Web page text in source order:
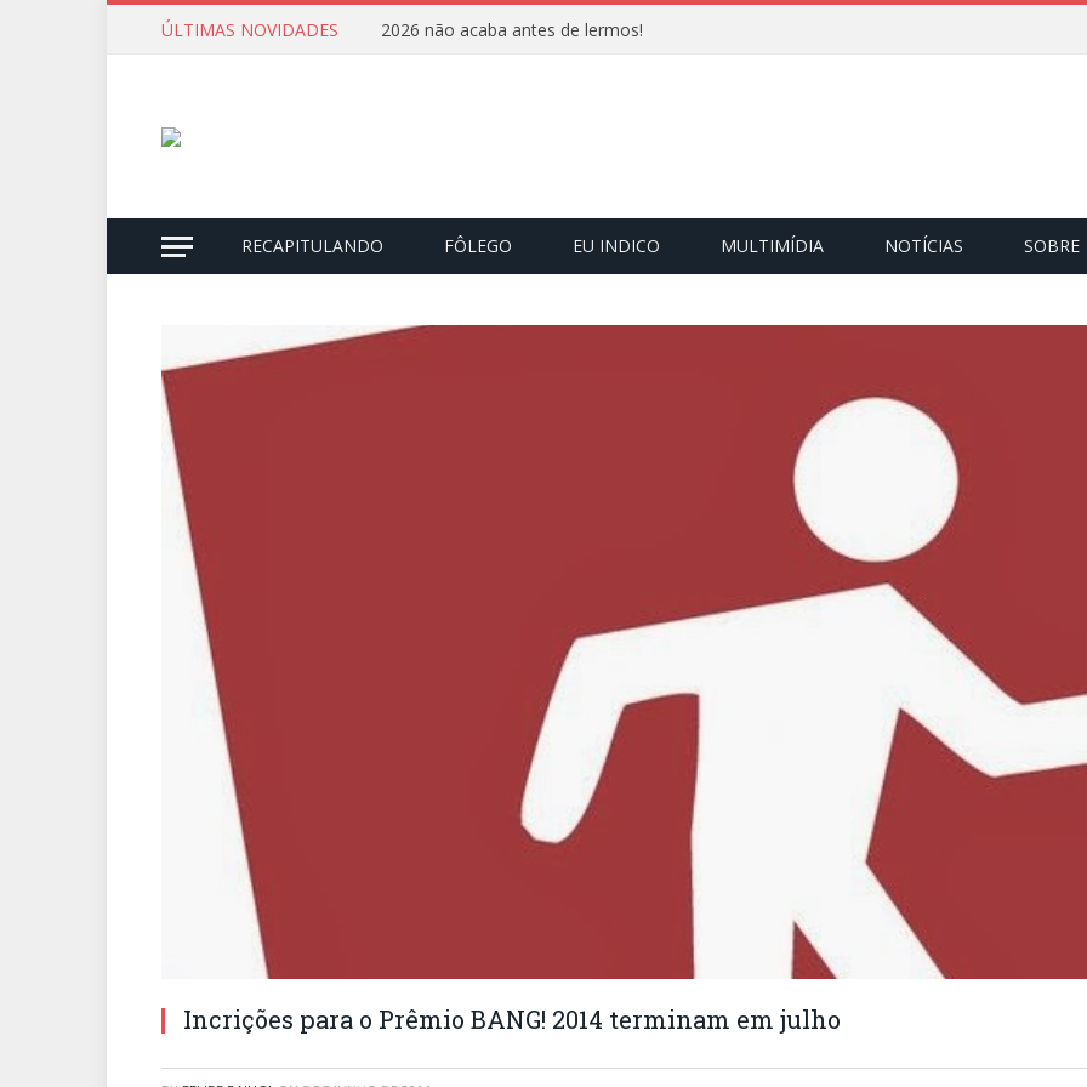
ÚLTIMAS NOVIDADES 2026 não acaba antes de lermos!
RECAPITULANDO FÔLEGO EU INDICO MULTIMÍDIA NOTÍCIAS SOBRE
Incrições para o Prêmio BANG! 2014 terminam em julho